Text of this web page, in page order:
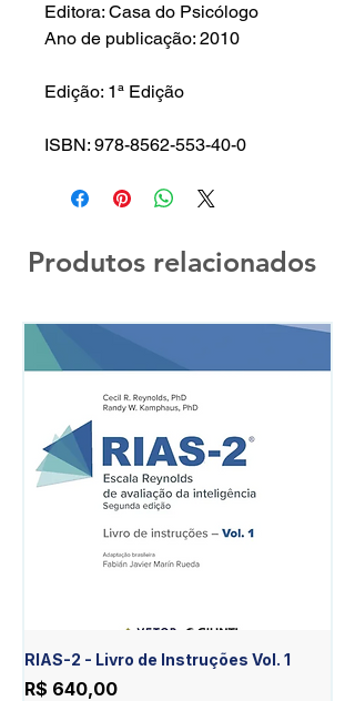
Editora: Casa do Psicólogo
Ano de publicação: 2010
Edição: 1ª Edição
ISBN: 978-8562-553-40-0
Produtos relacionados
RIAS-2 - Livro de Instruções Vol. 1
Preço
R$ 640,00